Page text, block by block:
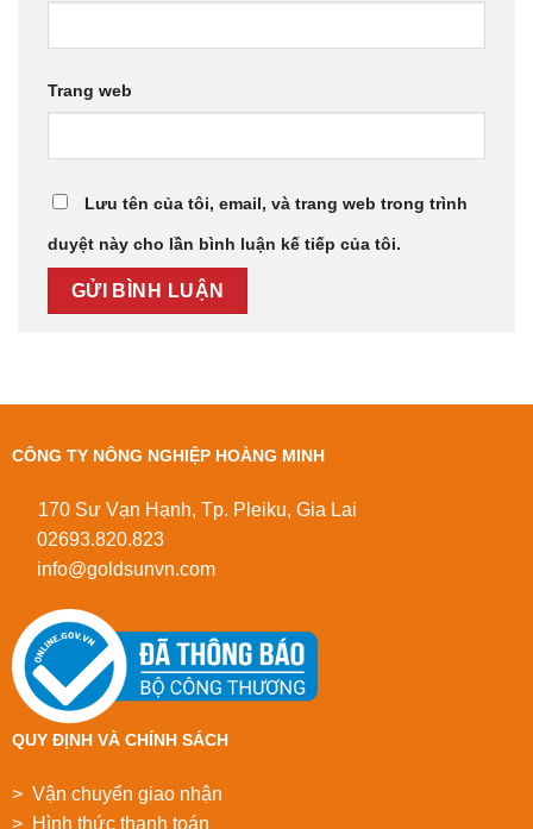
Trang web
Lưu tên của tôi, email, và trang web trong trình
duyệt này cho lần bình luận kế tiếp của tôi.
CÔNG TY NÔNG NGHIỆP HOÀNG MINH
170 Sư Vạn Hạnh, Tp. Pleiku, Gia Lai
02693.820.823
info@goldsunvn.com
QUY ĐỊNH VÀ CHÍNH SÁCH
> Vận chuyển giao nhận
> Hình thức thanh toán